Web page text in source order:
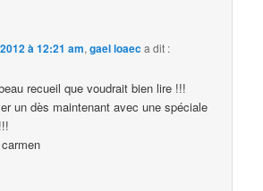
à 12:21 am,gael loaeca dit :
recueil que voudrait bien lire !!!
un dès maintenant avec une spéciale